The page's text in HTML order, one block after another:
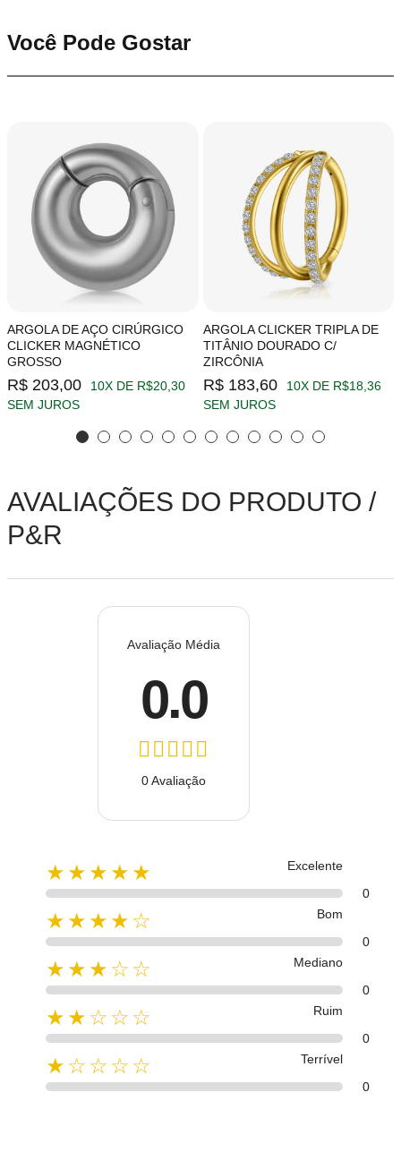
Você Pode Gostar
ARGOLA DE AÇO CIRÚRGICO
CLICKER MAGNÉTICO
GROSSO
R$ 203,00
10X DE R$20,30
SEM JUROS
ARGOLA CLICKER TRIPLA DE
TITÂNIO DOURADO C/
ZIRCÔNIA
R$ 183,60
10X DE R$18,36
SEM JUROS
AVALIAÇÕES DO PRODUTO /
P&R
Avaliação Média
0.0
0 Avaliação
★★★★★
Excelente
0
★★★★☆
Bom
0
★★★☆☆
Mediano
0
★★☆☆☆
Ruim
0
★☆☆☆☆
Terrível
0